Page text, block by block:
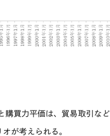
買力平価は、貿易取引な
が考えられる。